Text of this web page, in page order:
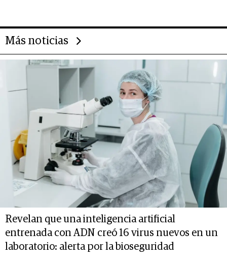
Más noticias
Revelan que una inteligencia artificial
entrenada con ADN creó 16 virus nuevos en un
laboratorio: alerta por la bioseguridad